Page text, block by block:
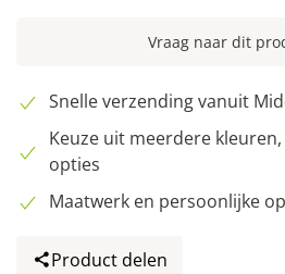
Vraag naar dit
Snelle verzending vanuit
Keuze uit meerdere
opties
Maatwerk en persoonlijke
Product delen